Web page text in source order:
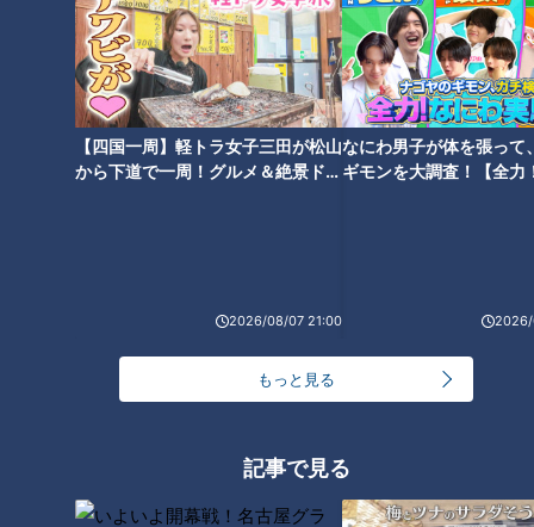
【四国一周】軽トラ女子三田が松山
から下道で一周！グルメ＆絶景ドラ
2026/08/07 21:00
なにわ男子が体を張って
ギモンを大調査！【全力
2026/
もっと見る
記事で見る
CBCテレビ『道との遭遇』
2人はまず、246をたどりながら赤坂見附（あかさかみつけ）
駅方面へ。すると、江戸城の外郭門の1つ「赤坂御門」の遺構
が現れます。